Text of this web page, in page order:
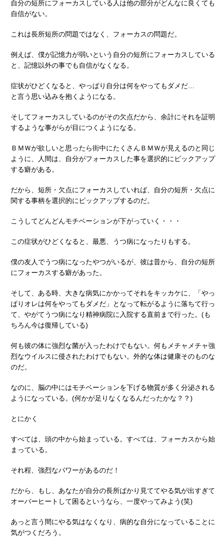
自分の短所にフォーカスしている人は他の部分がどんなに良くても
自信がない。
これは長所短所の問題ではなく、フォーカスの問題だ。
例えば、僕が記憶力が弱いという自分の短所にフォーカスしている
と、記憶以外の事でも自信がなくなる。
症状がひどくなると、やっぱり自分は何をやってもダメだ…
と言う思い込みを抱くようになる。
そしてフォーカスしているのがその欠点だから、余計にそれを証明
するような事がらが目につくようになる。
ＢＭＷが欲しいと思ったら街中にたくさんＢＭＷが見えるのと同じ
ように、人間は、自分がフォーカスした事を選択的にピックアップ
する癖がある。
だから、短所・欠点にフォーカスしていれば、自分の短所・欠点に
関する事柄を選択的にピックアップするのだ。
こうしてどんどんモチベーションが下がっていく・・・
この症状がひどくなると、最悪、うつ病になったりもする。
僕の友人でうつ病になったやつがいるが、彼は昔から、自分の短所
にフォーカスする癖があった。
そして、ある時、大きな病気にかかってそれをキッカケに、「やっ
ぱりオレは何をやってもダメだ」となって転がるように落ちて行っ
て、やがてうつ病になり精神病院に入院する直前まで行った。(も
ちろん今は復帰している)
何も彼の体に強烈な菌が入ったわけでもない。何もメチャメチャ強
烈なウイルスに侵されたわけでもない。外的な体は健康そのものな
のだ。
なのに、脳の中にはモチベーションを下げる物質が多く分泌される
ようになっている。(何かが足りなくなるんだったかな？？)
とにかく
すべては、頭の中から始まっている。すべては、フォーカスから始
まっている。
それ程、強烈なパワーがあるのだ！
だから、もし、あなたが自分の長所ばかり見ててやる気が出すぎて
オーバーヒートして困るというなら、一度やってみよう(笑)
あっと言う間にやる気はなくなり、病的な自分になっていることに
気がつくだろう。